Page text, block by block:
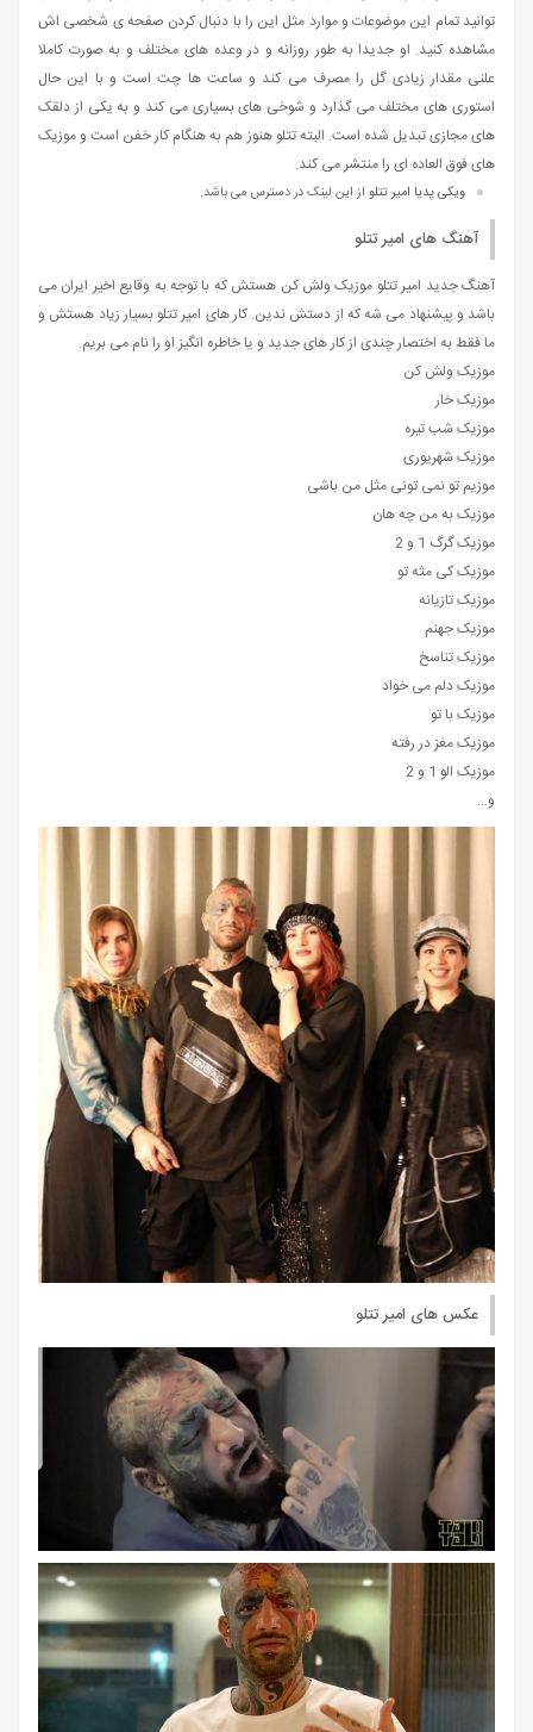
توانید تمام این موضوعات و موارد مثل این را با دنبال کردن صفحه ی شخصی اش
مشاهده کنید. او جدیدا به طور روزانه و در وعده های مختلف و به صورت کاملا
علنی مقدار زیادی گل را مصرف می کند و ساعت ها چت است و با این حال
استوری های مختلف می گذارد و شوخی های بسیاری می کند و به یکی از دلقک
های مجازی تبدیل شده است. البته تتلو هنوز هم به هنگام کار خفن است و موزیک
های فوق العاده ای را منتشر می کند.
ویکی پدیا امیر تتلو از این لینک در دسترس می باشد.
آهنگ های امیر تتلو
آهنگ جدید امیر تتلو موزیک ولش کن هستش که با توجه به وقایع اخیر ایران می
باشد و پیشنهاد می شه که از دستش ندین. کار های امیر تتلو بسیار زیاد هستش و
ما فقط به اختصار چندی از کار های جدید و یا خاطره انگیز او را نام می بریم.
موزیک ولش کن
موزیک خار
موزیک شب تیره
موزیک شهریوری
موزیم تو نمی تونی مثل من باشی
موزیک به من چه هان
موزیک گرگ 1 و 2
موزیک کی مثه تو
موزیک تازیانه
موزیک جهنم
موزیک تناسخ
موزیک دلم می خواد
موزیک با تو
موزیک مغز در رفته
موزیک الو 1 و 2
و…
عکس های امیر تتلو